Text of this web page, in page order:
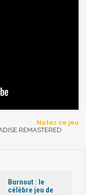
Notez ce jeu
REMASTERED
Burnout : le
célèbre jeu de